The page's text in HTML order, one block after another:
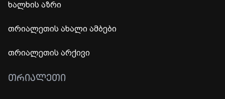
ხალხის აზრი
თრიალეთის ახალი ამბები
თრიალეთის არქივი
ᲗᲠᲘᲐᲚᲔᲗᲘ